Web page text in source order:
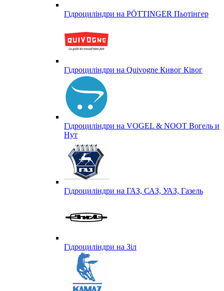
Гідроциліндри на PÖTTINGER Пьотінгер
Гідроциліндри на Quivogne Кивог Ківог
Гідроциліндри на VOGEL & NOOT Вогель и
Нут
Гідроциліндри на ГАЗ, САЗ, УАЗ, Газель
Гідроциліндри на Зіл